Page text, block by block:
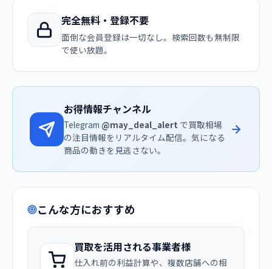
完全無料・登録不要
面倒な会員登録は一切なし。検索回数も無制限
で使い放題。
お得情報チャンネル
Telegram @may_deal_alert で買取相場
の注目情報をリアルタイム配信。気になる
商品の動きを見逃さない。
こんな方におすすめ
買取を活用される事業者様
仕入れ前の利益計算や、複数店舗への相